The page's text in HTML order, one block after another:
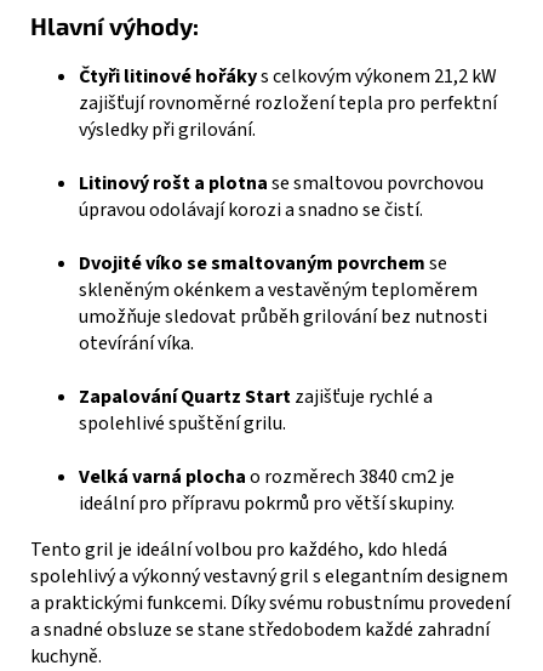
Hlavní výhody:
Čtyři litinové hořákys celkovým výkonem 21,2 kW
zajišťují rovnoměrné rozložení tepla pro perfektní
výsledky při grilování.
Litinový rošt a plotnase smaltovou povrchovou
úpravou odolávají korozi a snadno se čistí.
Dvojité víko se smaltovaným povrchemse
skleněným okénkem a vestavěným teploměrem
umožňuje sledovat průběh grilování bez nutnosti
otevírání víka.
Zapalování Quartz Startzajišťuje rychlé a
spolehlivé spuštění grilu.
Velká varná plochao rozměrech 3840 cm2 je
ideální pro přípravu pokrmů pro větší skupiny.
Tento gril je ideální volbou pro každého, kdo hledá
spolehlivý a výkonný vestavný gril s elegantním designem
a praktickými funkcemi. Díky svému robustnímu provedení
a snadné obsluze se stane středobodem každé zahradní
kuchyně.